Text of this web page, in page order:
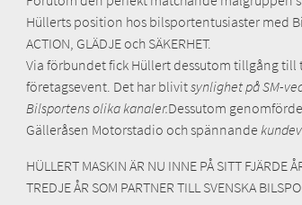
Hüllerts position hos bilsportentusiaster med
ACTION, GLÄDJE och SÄKERHET.
Via förbundet fick Hüllert dessutom tillgång till
företagsevent. Det har blivitsynlighet på SM-
Bilsportens olika kanaler.Dessutom
Gälleråsen Motorstadio och spännande
HÜLLERT MASKIN ÄR NU INNE PÅ SITT FJÄRDE
TREDJE ÅR SOM PARTNER TILL SVENSKA